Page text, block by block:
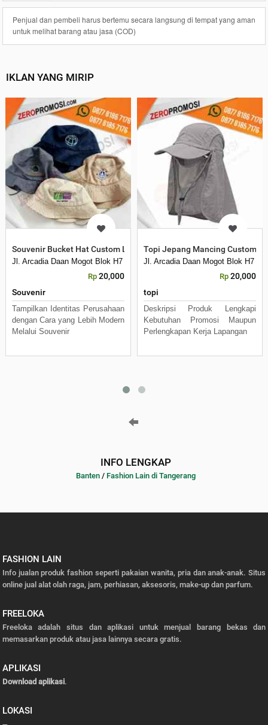
Penjual dan pembeli harus bertemu secara langsung di tempat yang aman
untuk melihat barang atau jasa (COD)
IKLAN YANG MIRIP
Souvenir Bucket Hat Custom Logo untuk Promosi Perusahaan,
Jl. Arcadia Daan Mogot Blok H7 No 16 Daan Mogot Km 21. Kecamatan
Rp 20,000
Souvenir
Tampilkan Identitas Perusahaan
dengan Cara yang Lebih Modern
Melalui Souvenir
Topi Jepang Mancing Custom
Jl. Arcadia Daan Mogot Blok H7
Rp 20,000
topi
Deskripsi Produk Lengkapi
Kebutuhan Promosi Maupun
Perlengkapan Kerja Lapangan
INFO LENGKAP
Banten / Fashion Lain di Tangerang
FASHION LAIN
Info jualan produk fashion seperti pakaian wanita, pria dan anak-anak. Situs
online jual alat olah raga, jam, perhiasan, aksesoris, make-up dan parfum.
FREELOKA
Freeloka adalah situs dan aplikasi untuk menjual barang bekas dan
memasarkan produk atau jasa lainnya secara gratis.
APLIKASI
Download aplikasi.
LOKASI